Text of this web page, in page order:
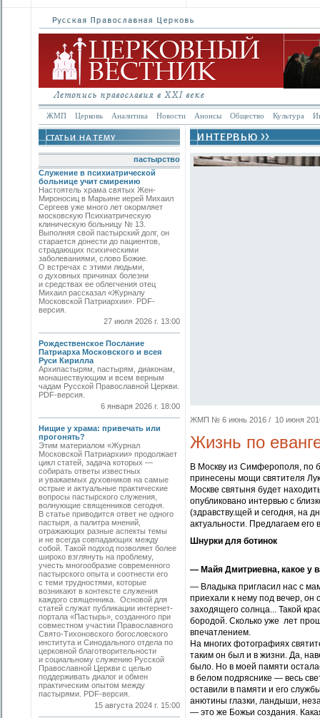
ЖМП Церковь Аналитика Новости Анонсы Общество Культура
пастырство
Служение в психиатрической
больнице учит смирению
Настоятель храма святых Жен-
Мироносиц в Марьине иерей Михаил
Сергеев уже много лет окормляет
московскую Психиатрическую
клиническую больницу № 13.
Выполняя свой пастырский долг, он
старается донести до пациентов,
страдающих психическими
заболеваниями, слово Божие.
О встречах с этими людьми,
о духовных причинах болезни
и средствах ее облегчения отец
Михаил рассказал «Журналу
Московской Патриархии». PDF-
версия.
27 июля 2026 г. 13:00
Рождественское Послание
Патриарха Московского и всея
Руси Кирилла
Архипастырям, пастырям, диаконам,
монашествующим и всем верным
чадам Русской Православной Церкви.
PDF-версия.
6 января 2026 г. 18:00
Нищие у храма: привечать или
прогонять?
Этим материалом «Журнал
Московской Патриархии» продолжает
цикл статей, задача которых —
собирать ответы известных
и уважаемых духовников на самые
острые и актуальные практические
вопросы пастырского служения,
волнующие священников сегодня.
В статье приводится ответ не одного
пастыря, а палитра мнений,
отражающих разные аспекты темы
и не всегда совпадающих между
собой. Такой подход позволяет более
широко взглянуть на проблему,
учесть многообразие современного
пастырского опыта и соотнести его
с теми трудностями, которые
возникают в контексте служения
каждого священника. Основой для
статей служат публикации интернет-
портала «Пастырь», созданного при
совместном участии Православного
Свято-Тихоновского богословского
института и Синодального отдела по
церковной благотворительности
и социальному служению Русской
Православной Церкви с целью
поддерживать диалог и обмен
практическим опытом между
пастырями. PDF-версия.
15 августа 2024 г. 15:00
ЖМП № 6 июнь 2016 / 10 июня
Жизнь по
В Москву из Симферополя, по
принесены мощи святителя
Москве святыня будет
опубликовано интервью с
(здравству.щей и сегодня, на
актуальности. Предлагаем
Шнурки для ботинок
— Майя Дмитриевна, какое у
— Владыка пригласил нас с
приехали к нему под вечер, он
заходящего солнца... Такой
бородой. Сколько уже лет
впечатлением.
На многих фотографиях
таким он был и в жизни. Да,
было. Но в моей памяти
в белом подряснике — весь
оставили в памяти и его
анютины глазки, ландыши,
— это же Божьи создания.